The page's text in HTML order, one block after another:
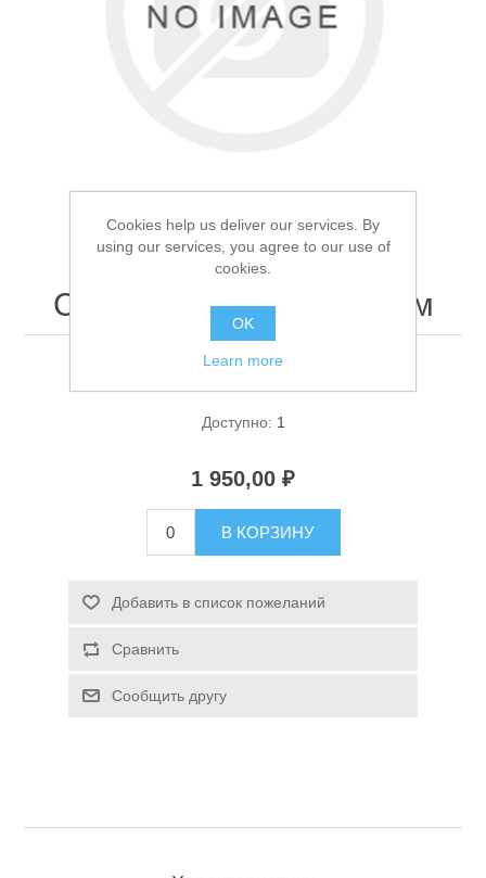
Аксессуары для лодок
Спасательные средства
Столик для лодки 515мм
Доступно: 1
1 950,00 ₽
В КОРЗИНУ
Добавить в список пожеланий
Сравнить
Сообщить другу
Cookies help us deliver our services. By
using our services, you agree to our use of
cookies.
OK
Learn more